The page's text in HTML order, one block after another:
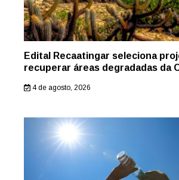
Edital Recaatingar seleciona
recuperar áreas degradadas da
4 de agosto, 2026